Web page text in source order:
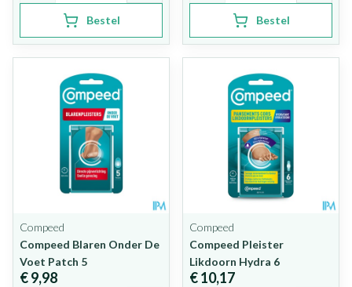
Bestel Bestel
Compeed
Compeed Blaren Onder De
Voet Patch 5
€ 9,98
Compeed
Compeed Pleister
Likdoorn Hydra 6
€ 10,17